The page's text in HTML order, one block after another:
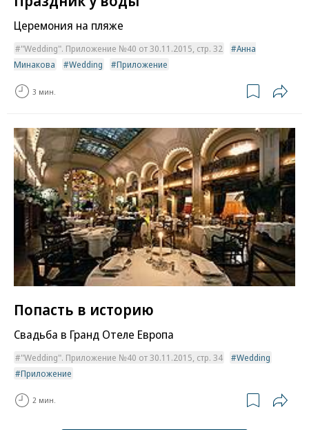
Церемония на пляже
"Wedding". Приложение №40 от 30.11.2015, стр. 32
Анна
Минакова
Wedding Приложение
3 мин.
Попасть в историю
Свадьба в Гранд Отеле Европа
"Wedding". Приложение №40 от 30.11.2015, стр. 34
Wedding
Приложение
2 мин.